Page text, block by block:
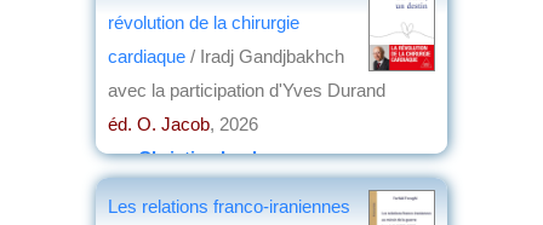
révolution de la chirurgie
cardiaque / Iradj Gandjbakhch
avec la participation d'Yves Durand
éd. O. Jacob, 2026
parChristian Lochon
Les relations franco-iraniennes